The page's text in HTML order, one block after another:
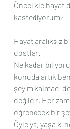
Öncelikle hayat
kastediyorum?
Hayat aralıksız
dostlar.
Ne kadar
konuda artık
şeyim kalmadı
değildir. Her
öğrenecek bir
Öyle ya, yaşa ki